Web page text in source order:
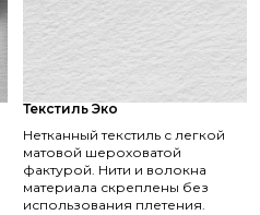
Текстиль Эко
Нетканный текстиль с легкой
матовой шероховатой
фактурой. Нити и волокна
материала скреплены без
использования плетения.